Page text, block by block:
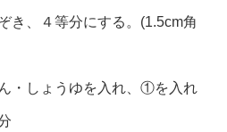
き、４等分にする。(1.5cm角
・しょうゆを入れ、①を入れ